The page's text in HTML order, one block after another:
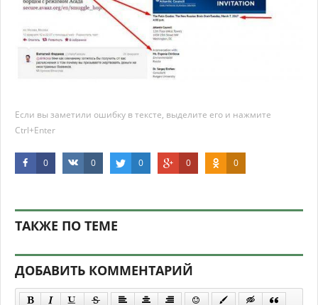
Если вы заметили ошибку в тексте, выделите его и нажмите
Ctrl+Enter
0 0 0 0 0
ТАКЖЕ ПО ТЕМЕ
ДОБАВИТЬ КОММЕНТАРИЙ